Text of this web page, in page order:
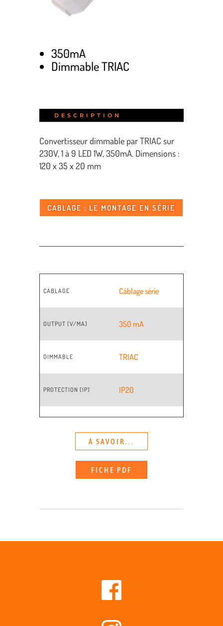
350mA
Dimmable TRIAC
DESCRIPTION
Convertisseur dimmable par TRIAC sur
230V, 1 à 9 LED 1W, 350mA. Dimensions :
120 x 35 x 20 mm
CABLAGE : LE MONTAGE EN SÉRIE
CABLAGE Câblage série
OUTPUT (V/MA) 350 mA
DIMMABLE TRIAC
PROTECTION (IP) IP20
À SAVOIR...
FICHE PDF